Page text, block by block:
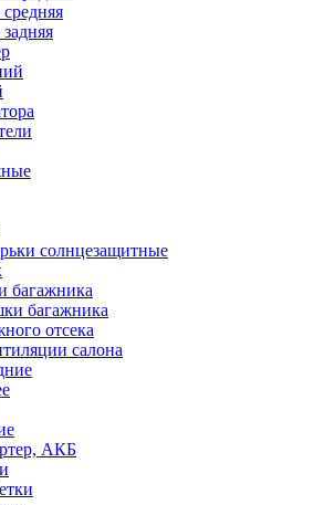
солнцезащитные
багажника
багажника
отсека
салона
АКБ